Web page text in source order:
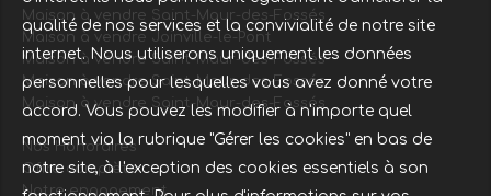
Maison à vendre Saint-Maur-des-Fossés
Maison à vendre Joinville-le-Pont
Maison à vendre Saint-Maur-des-Fossés
Maison à vendre Saint-Maur-des-Fossés
Maison à vendre Saint-Maur-des-Fossés
Nos Honoraires
Offre complète
Notre engagement
qualité de nos services et la convivialité de notre site
internet. Nous utiliserons uniquement les données
personnelles pour lesquelles vous avez donné votre
accord. Vous pouvez les modifier à n'importe quel
moment via la rubrique "Gérer les cookies" en bas de
notre site, à l'exception des cookies essentiels à son